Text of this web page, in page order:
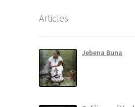
Articles
Jebena Buna